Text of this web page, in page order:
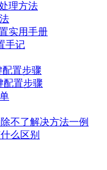
理方法
实用手册
手记
置步骤
配置步骤
不了解决方法一例
么区别